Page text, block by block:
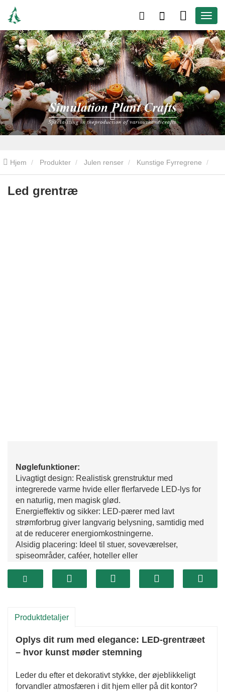
Hjem Produkter Julen renser Kunstige Fyrregrene
Led grentræ
Led grentræ
Nøglefunktioner:
Livagtigt design: Realistisk grenstruktur med
integrerede varme hvide eller flerfarvede LED-lys for
en naturlig, men magisk glød.
Energieffektiv og sikker: LED-pærer med lavt
strømforbrug giver langvarig belysning, samtidig med
at de reducerer energiomkostningerne.
Alsidig placering: Ideel til stuer, soveværelser,
spiseområder, caféer, hoteller eller
setting.
Holdbar konstruktion: Lavet af metal af høj kvalitet og
Produktdetaljer
Oplys dit rum med elegance: LED-grentræet
– hvor kunst møder stemning
Leder du efter et dekorativt stykke, der øjeblikkeligt
forvandler atmosfæren i dit hjem eller på dit kontor?